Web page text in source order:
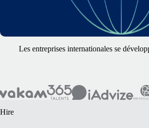
Les entreprises internationales se
Hire